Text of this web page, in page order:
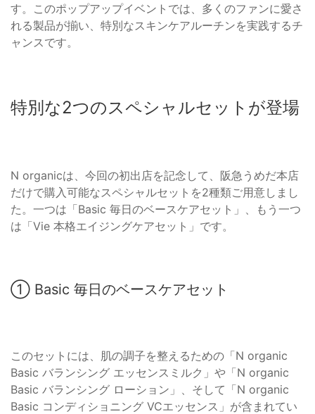
す。このポップアップイベントでは、多くのファンに愛さ
れる製品が揃い、特別なスキンケアルーチンを実践するチ
ャンスです。
特別な2つのスペシャルセットが登場
N organicは、今回の初出店を記念して、阪急うめだ本店
だけで購入可能なスペシャルセットを2種類ご用意しまし
た。一つは「Basic 毎日のベースケアセット」、もう一つ
は「Vie 本格エイジングケアセット」です。
① Basic 毎日のベースケアセット
このセットには、肌の調子を整えるための「N organic
Basic バランシング エッセンスミルク」や「N organic
Basic バランシング ローション」、そして「N organic
Basic コンディショニング VCエッセンス」が含まれてい